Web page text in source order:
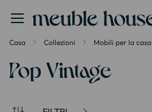
Casa Collezioni Mobili per la casa
Pop Vintage